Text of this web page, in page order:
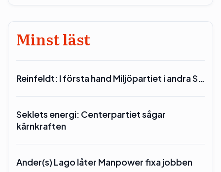
Minst läst
Reinfeldt: I första hand Miljöpartiet i andra S…
Seklets energi: Centerpartiet sågar
kärnkraften
Ander(s) Lago låter Manpower fixa jobben